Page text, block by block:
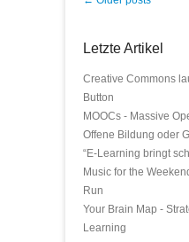
Letzte Artikel
Creative Commons
Button
MOOCs - Massive
Offene Bildung oder
“E-Learning bringt
Music for the
Run
Your Brain Map -
Learning